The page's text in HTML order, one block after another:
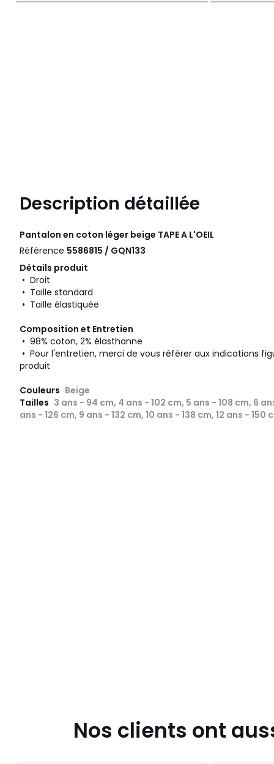
Description détaillée
Pantalon en coton léger beige TAPE A L'OEIL
Référence 5586815 / GQN133
Détails produit
• Droit
• Taille standard
• Taille élastiquée
Composition et Entretien
• 98% coton, 2% élasthanne
• Pour l'entretien, merci de vous référer aux indications
produit
Couleurs Beige
Tailles 3 ans - 94 cm, 4 ans - 102 cm, 5 ans - 108 cm, 6
ans - 126 cm, 9 ans - 132 cm, 10 ans - 138 cm, 12 ans - 150
Nos clients ont